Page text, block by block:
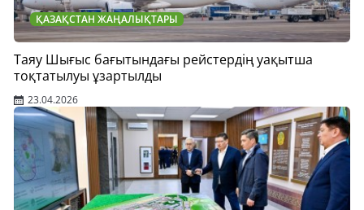
ҚАЗАҚСТАН ЖАҢАЛЫҚТАРЫ
Таяу Шығыс бағытындағы рейстердің уақытша
тоқтатылуы ұзартылды
23.04.2026